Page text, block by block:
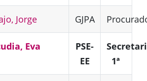
Jorge GJPA
Eva
PSE-
EE
1ª